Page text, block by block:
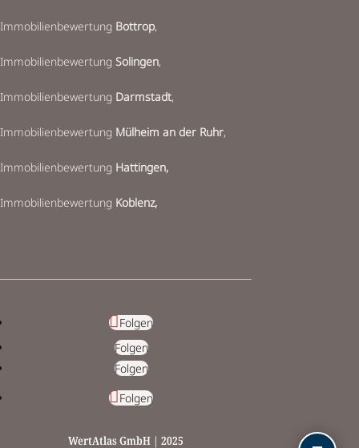
Immobilienbewertung Bottrop,
Immobilienbewertung Solingen,
Immobilienbewertung Darmstadt,
Immobilienbewertung Mülheim an der Ruhr,
Immobilienbewertung Hattingen,
Immobilienbewertung Koblenz,
Folgen
Folgen
Folgen
Folgen
WertAtlas GmbH | 2025